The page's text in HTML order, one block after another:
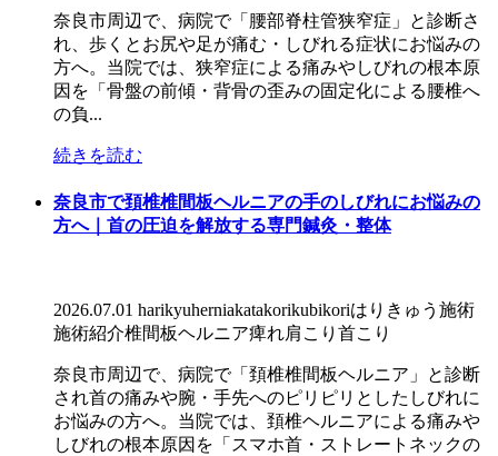
奈良市周辺で、病院で「腰部脊柱管狭窄症」と診断さ
れ、歩くとお尻や足が痛む・しびれる症状にお悩みの
方へ。当院では、狭窄症による痛みやしびれの根本原
因を「骨盤の前傾・背骨の歪みの固定化による腰椎へ
の負...
続きを読む
奈良市で頚椎椎間板ヘルニアの手のしびれにお悩みの
方へ｜首の圧迫を解放する専門鍼灸・整体
2026.07.01 harikyuherniakatakorikubikoriはりきゅう施術
施術紹介椎間板ヘルニア痺れ肩こり 首こり
奈良市周辺で、病院で「頚椎椎間板ヘルニア」と診断
され首の痛みや腕・手先へのピリピリとしたしびれに
お悩みの方へ。当院では、頚椎ヘルニアによる痛みや
しびれの根本原因を「スマホ首・ストレートネックの